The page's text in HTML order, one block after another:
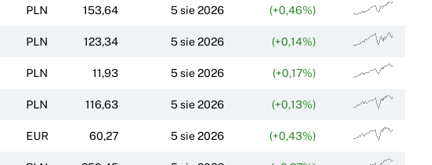
PLN 153,64 5 sie 2026 (+0,46%)
PLN 123,34 5 sie 2026 (+0,14%)
PLN 11,93 5 sie 2026 (+0,17%)
PLN 116,63 5 sie 2026 (+0,13%)
EUR 60,27 5 sie 2026 (+0,43%)